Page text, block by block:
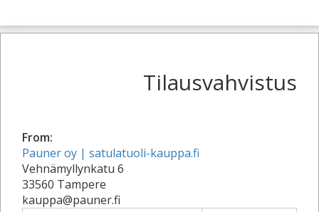
Tilausvahvistus
From:
Pauner oy | satulatuoli-kauppa.fi
Vehnämyllynkatu 6
33560 Tampere
kauppa@pauner.fi